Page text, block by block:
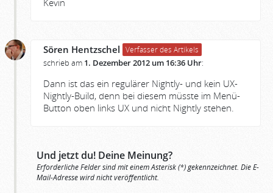
Sören Hentzschel Verfasser des Artikels
schrieb am 1. Dezember 2012 um 16:36 Uhr:
Dann ist das ein regulärer Nightly- und kein UX-
Nightly-Build, denn bei diesem müsste im Menü-
Button oben links UX und nicht Nightly stehen.
Und jetzt du! Deine Meinung?
Erforderliche Felder sind mit einem Asterisk (*) gekennzeichnet. Die E-
Mail-Adresse wird nicht veröffentlicht.